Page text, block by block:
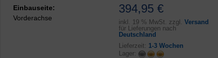
394,95 €
inkl. 19 % MwSt. zzgl. Versand
für Lieferungen nach
Deutschland
Lieferzeit: 1-3 Wochen
Lager:
Einbauseite:
Vorderachse